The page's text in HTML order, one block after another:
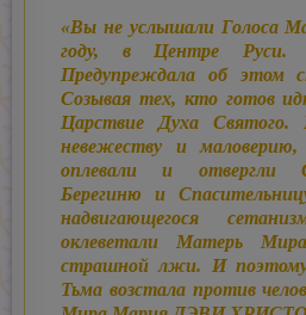
«Вы не услышали Голоса
году, в Центре Руси.
Предупреждала об этом
Созывая тех, кто готов
Царствие Духа
невежеству и
оплевали и отвергли
Берегиню и
надвигающегося
оклеветали Матерь
страшной лжи. И
Тьма возстала против